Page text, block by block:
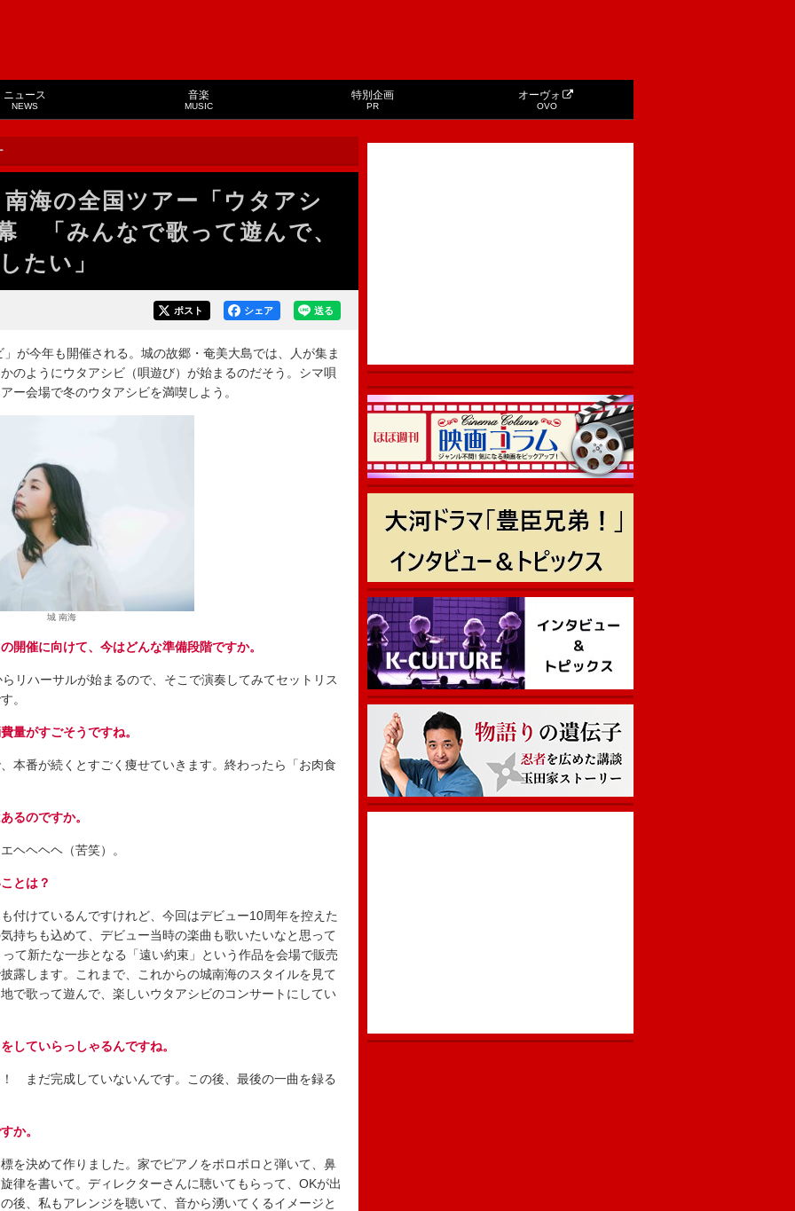
ニュース
NEWS
音楽
MUSIC
特別企画
PR
オーヴォ
OVO
海の全国ツアー「ウタアシ
「みんなで歌って遊んで、
たい」
送る
シェア
ポスト
が今年も開催される。城の故郷・奄美大島では、人が集ま
のようにウタアシビ（唄遊び）が始まるのだそう。シマ唄
会場で冬のウタアシビを満喫しよう。
城 南海
開催に向けて、今はどんな準備段階ですか。
ハーサルが始まるので、そこで演奏してみてセットリス
。
量がすごそうですね。
番が続くとすごく痩せていきます。終わったら「お肉食
るのですか。
ヘヘヘ（苦笑）。
とは？
けているんですけれど、今回はデビュー10周年を控えた
持ちも込めて、デビュー当時の楽曲も歌いたいなと思って
て新たな一歩となる「遠い約束」という作品を会場で販売
露します。これまで、これからの城南海のスタイルを見て
で歌って遊んで、楽しいウタアシビのコンサートにしてい
していらっしゃるんですね。
まだ完成していないんです。この後、最後の一曲を録る
か。
決めて作りました。家でピアノをポロポロと弾いて、鼻
律を書いて。ディレクターさんに聴いてもらって、OKが出
後、私もアレンジを聴いて、音から湧いてくるイメージと